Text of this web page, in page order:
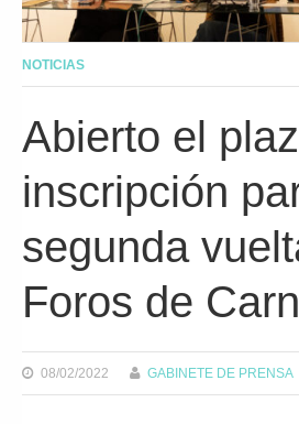
NOTICIAS
Abierto el
inscripción
segunda
Foros de
08/02/2022 GABINETE DE PRENSA